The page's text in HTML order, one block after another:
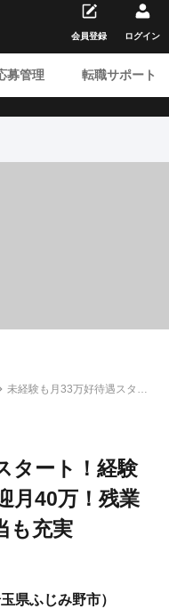
募管理 転職サポート
会員登録 ログイン
未経験も月33万好待遇スター
タート！経験
月40万！残業
も充実
玉県ふじみ野市）